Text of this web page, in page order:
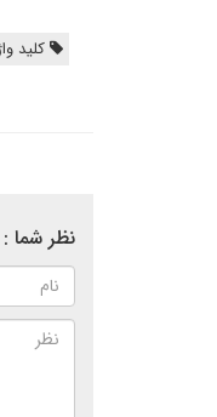
کلید
نظر شما :